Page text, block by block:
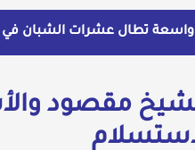
واسعة تطال عشرات الشبان
بدمشق يتحول إلى منصة
فرنسا توقف تشغيل 3 مفاعلات
مخدرة في عجلة سورية بمنفذ
مقصود